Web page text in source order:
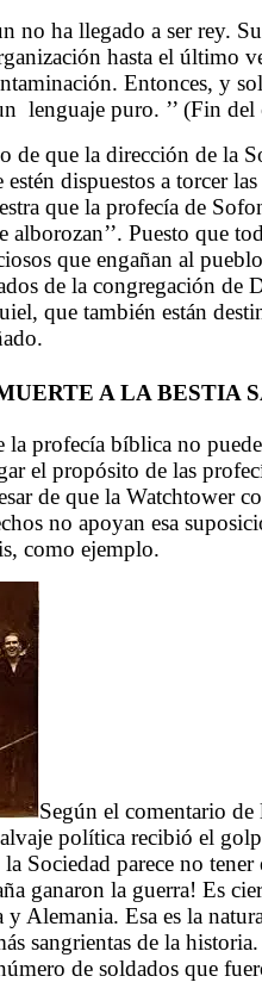
no ha llegado a ser rey.
hasta el último
Entonces, y
lenguaje puro. ’’ (Fin del
de que la dirección de la
dispuestos a torcer
que la profecía de
Puesto que
que engañan al
de la congregación
que también están
A LA BESTIA
profecía bíblica no
el propósito de las
de que la Watchtower
no apoyan esa
como ejemplo.
Según el comentario
política recibió el
Sociedad parece no
ganaron la guerra! Es
Alemania. Esa es la
sangrientas de la
de soldados que